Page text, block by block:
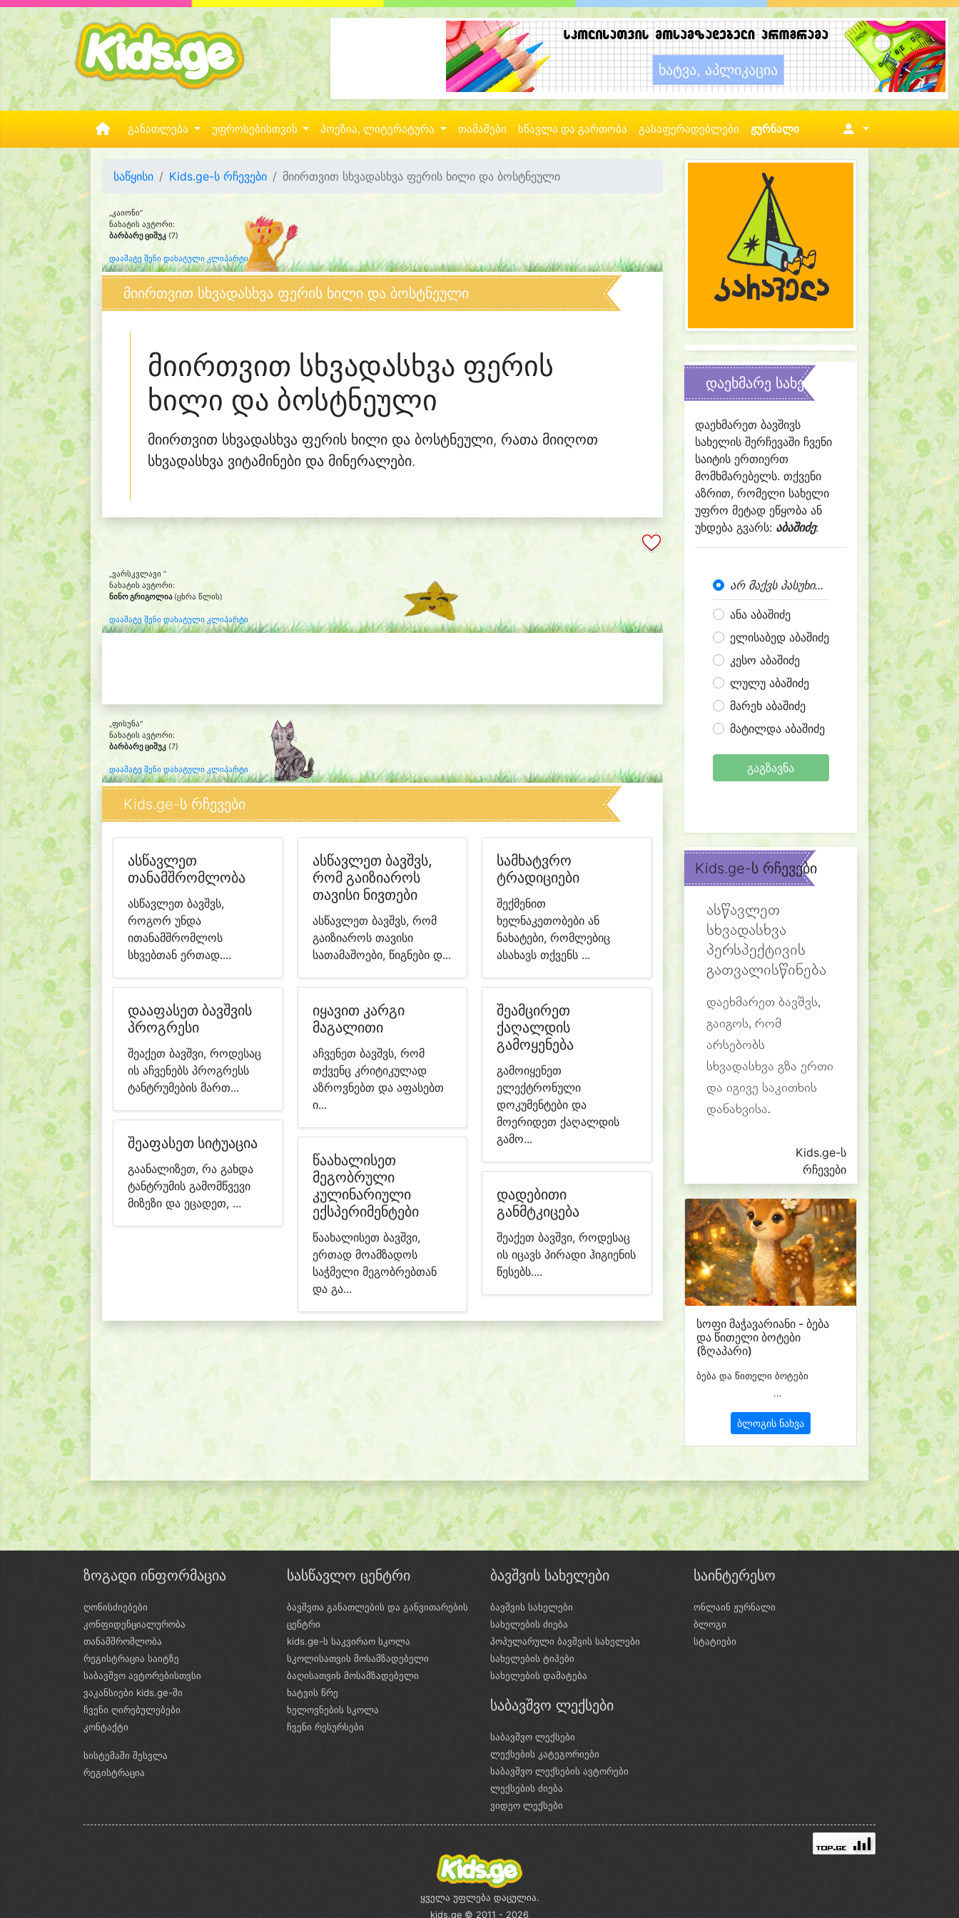
განათლება უფროსებისთვის პოეზია, ლიტერატურა თამაშები სწავლა და გართობა გასაფერადებლები ჟურნალი
საწყისი Kids.ge-ს რჩევები მიირთვით სხვადასხვა ფერის ხილი და ბოსტნეული
„კაიონი“
ნახატის ავტორი:
ბარბარე ციშუკ (7)
დაამატე შენი დახატული კლიპარტი
მიირთვით სხვადასხვა ფერის ხილი და ბოსტნეული
მიირთვით სხვადასხვა ფერის
ხილი და ბოსტნეული
მიირთვით სხვადასხვა ფერის ხილი და ბოსტნეული, რათა მიიღოთ
სხვადასხვა ვიტამინები და მინერალები.
„ვარსკვლავი “
ნახატის ავტორი:
ნინო გრიგოლია (ცხრა წლის)
დაამატე შენი დახატული კლიპარტი
„ფისუნა“
ნახატის ავტორი:
ბარბარე ციშუკ (7)
დაამატე შენი დახატული კლიპარტი
Kids.ge-ს რჩევები
ასწავლეთ
თანამშრომლობა
ასწავლეთ ბავშვს,
როგორ უნდა
ითანამშრომლოს
სხვებთან ერთად....
დააფასეთ ბავშვის
პროგრესი
შეაქეთ ბავშვი, როდესაც
ის აჩვენებს პროგრესს
ტანტრუმების მართ...
შეაფასეთ სიტუაცია
გაანალიზეთ, რა გახდა
ტანტრუმის გამომწვევი
მიზეზი და ეცადეთ, ...
ასწავლეთ ბავშვს,
რომ გაიზიაროს
თავისი ნივთები
ასწავლეთ ბავშვს, რომ
გაიზიაროს თავისი
სათამაშოები, წიგნები დ...
იყავით კარგი
მაგალითი
აჩვენეთ ბავშვს, რომ
თქვენც კრიტიკულად
აზროვნებთ და აფასებთ
ი...
წაახალისეთ
მეგობრული
კულინარიული
ექსპერიმენტები
წაახალისეთ ბავშვი,
ერთად მოამზადოს
საჭმელი მეგობრებთან
და გა...
სამხატვრო
ტრადიციები
შექმენით
ხელნაკეთობები ან
ნახატები, რომლებიც
ასახავს თქვენს ...
შეამცირეთ
ქაღალდის
გამოყენება
გამოიყენეთ
ელექტრონული
დოკუმენტები და
მოერიდეთ ქაღალდის
გამო...
დადებითი
განმტკიცება
შეაქეთ ბავშვი, როდესაც
ის იცავს პირადი ჰიგიენის
წესებს....
დაეხმარე სახელის შერჩევაში
დაეხმარეთ ბავშივს
სახელის შერჩევაში ჩვენი
საიტის ერთიერთ
მომხმარებელს. თქვენი
აზრით, რომელი სახელი
უფრო მეტად ეწყობა ან
უხდება გვარს: აბაშიძე:
არ მაქვს პასუხი...
ანა აბაშიძე
ელისაბედ აბაშიძე
კესო აბაშიძე
ლულუ აბაშიძე
მარეხ აბაშიძე
მატილდა აბაშიძე
გაგზავნა
Kids.ge-ს რჩევები
ასწავლეთ
სხვადასხვა
პერსპექტივის
გათვალისწინება
დაეხმარეთ ბავშვს,
გაიგოს, რომ
არსებობს
სხვადასხვა გზა ერთი
და იგივე საკითხის
დანახვისა.
Kids.ge-ს
რჩევები
სოფი მაჭავარიანი - ბება
და წითელი ბოტები
(ზღაპარი)
ბება და წითელი ბოტები
...
ბლოგის ნახვა
ზოგადი ინფორმაცია
ღონისძიებები
კონფიდენციალურობა
თანამშრომლობა
რეგისტრაცია საიტზე
საბავშვო ავტორებისთვსი
ვაკანსიები kids.ge-ში
ჩვენი ღირებულებები
კონტაქტი
სისტემაში შესვლა
რეგისტრაცია
სასწავლო ცენტრი
ბავშვთა განათლების და განვითარების
ცენტრი
kids.ge-ს საკვირაო სკოლა
სკოლისათვის მოსამზადებელი
ბაღისათვის მოსამზადებელი
ხატვის წრე
ხელოვნების სკოლა
ჩვენი რესურსები
ბავშვის სახელები
ბავშვის სახელები
სახელების ძიება
პოპულარული ბავშვის სახელები
სახელების ტიპები
სახელების დამატება
საბავშვო ლექსები
საბავშვო ლექსები
ლექსების კატეგორიები
საბავშვო ლექსების ავტორები
ლექსების ძიება
ვიდეო ლექსები
საინტერესო
ონლაინ ჟურნალი
ბლოგი
სტატიები
ყველა უფლება დაცულია.
kids.ge © 2011 - 2026